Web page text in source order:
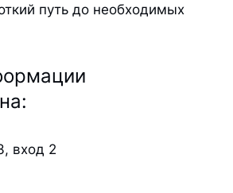
путь до необходимых
вход 2